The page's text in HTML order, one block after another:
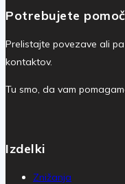
Potrebujete
Prelistajte povezave ali
kontaktov.
Tu smo, da vam
Izdelki
Znižanja